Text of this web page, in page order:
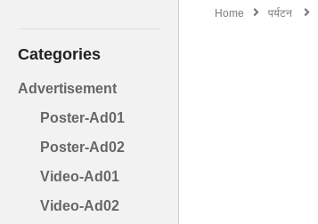
Categories
Advertisement
Poster-Ad01
Poster-Ad02
Video-Ad01
Video-Ad02
Home पर्यटन